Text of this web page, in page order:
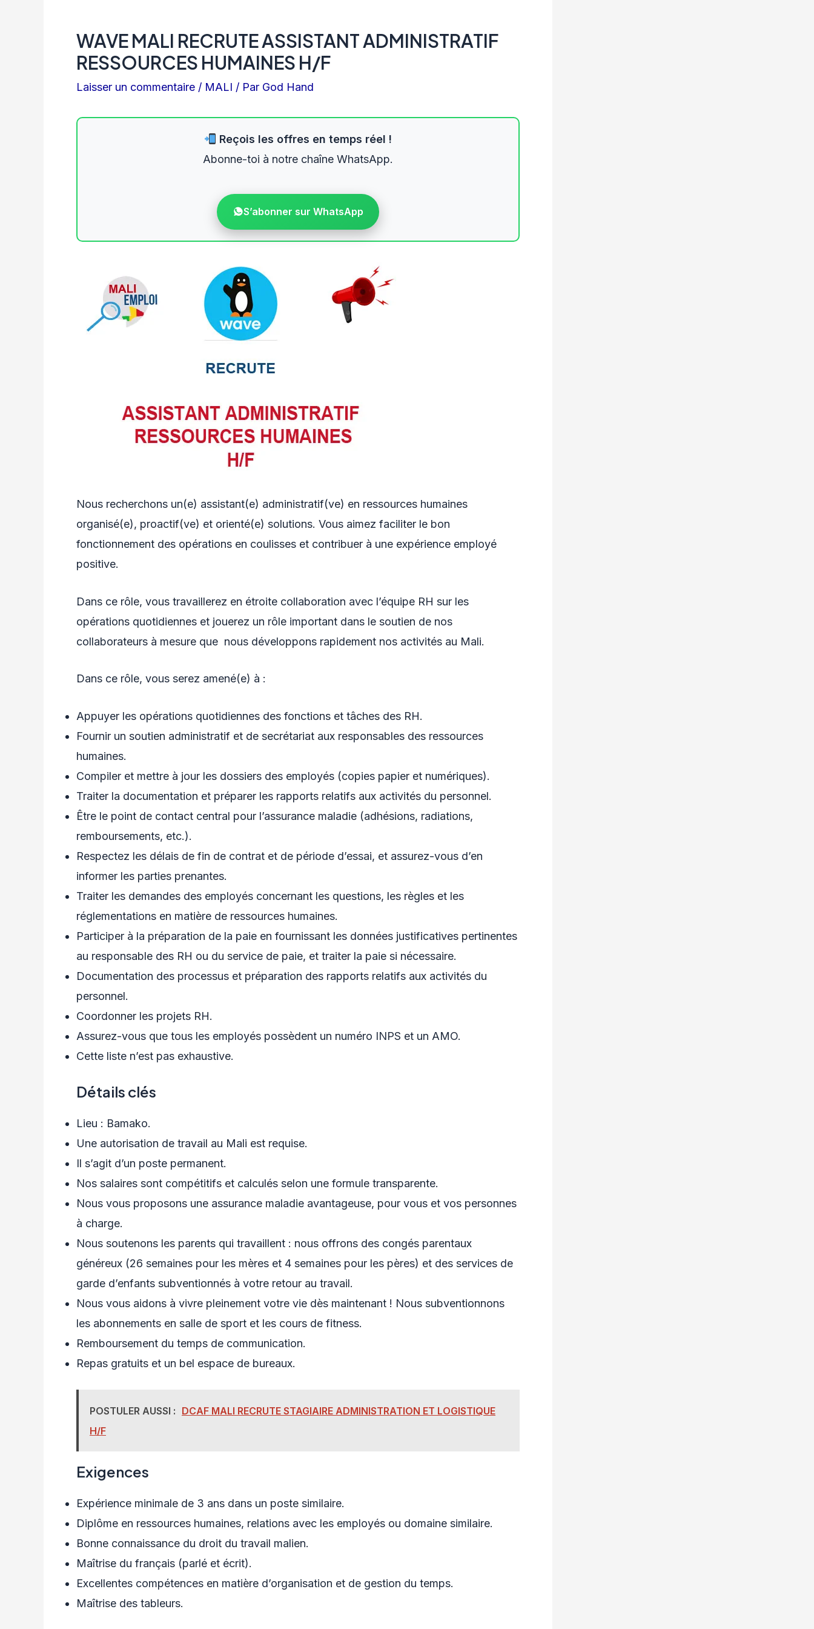
WAVE MALI RECRUTE ASSISTANT ADMINISTRATIF
RESSOURCES HUMAINES H/F
Laisser un commentaire / MALI / Par God Hand
Reçois les offres en temps réel !
Abonne-toi à notre chaîne WhatsApp.
S’abonner sur WhatsApp
Nous recherchons un(e) assistant(e) administratif(ve) en ressources humaines
organisé(e), proactif(ve) et orienté(e) solutions. Vous aimez faciliter le bon
fonctionnement des opérations en coulisses et contribuer à une expérience employé
positive.
Dans ce rôle, vous travaillerez en étroite collaboration avec l’équipe RH sur les
opérations quotidiennes et jouerez un rôle important dans le soutien de nos
collaborateurs à mesure que nous développons rapidement nos activités au Mali.
Dans ce rôle, vous serez amené(e) à :
Appuyer les opérations quotidiennes des fonctions et tâches des RH.
Fournir un soutien administratif et de secrétariat aux responsables des ressources
humaines.
Compiler et mettre à jour les dossiers des employés (copies papier et numériques).
Traiter la documentation et préparer les rapports relatifs aux activités du personnel.
Être le point de contact central pour l’assurance maladie (adhésions, radiations,
remboursements, etc.).
Respectez les délais de fin de contrat et de période d’essai, et assurez-vous d’en
informer les parties prenantes.
Traiter les demandes des employés concernant les questions, les règles et les
réglementations en matière de ressources humaines.
Participer à la préparation de la paie en fournissant les données justificatives pertinentes
au responsable des RH ou du service de paie, et traiter la paie si nécessaire.
Documentation des processus et préparation des rapports relatifs aux activités du
personnel.
Coordonner les projets RH.
Assurez-vous que tous les employés possèdent un numéro INPS et un AMO.
Cette liste n’est pas exhaustive.
Détails clés
Lieu : Bamako.
Une autorisation de travail au Mali est requise.
Il s’agit d’un poste permanent.
Nos salaires sont compétitifs et calculés selon une formule transparente.
Nous vous proposons une assurance maladie avantageuse, pour vous et vos personnes
à charge.
Nous soutenons les parents qui travaillent : nous offrons des congés parentaux
généreux (26 semaines pour les mères et 4 semaines pour les pères) et des services de
garde d’enfants subventionnés à votre retour au travail.
Nous vous aidons à vivre pleinement votre vie dès maintenant ! Nous subventionnons
les abonnements en salle de sport et les cours de fitness.
Remboursement du temps de communication.
Repas gratuits et un bel espace de bureaux.
POSTULER AUSSI : DCAF MALI RECRUTE STAGIAIRE ADMINISTRATION ET LOGISTIQUE
H/F
Exigences
Expérience minimale de 3 ans dans un poste similaire.
Diplôme en ressources humaines, relations avec les employés ou domaine similaire.
Bonne connaissance du droit du travail malien.
Maîtrise du français (parlé et écrit).
Excellentes compétences en matière d’organisation et de gestion du temps.
Maîtrise des tableurs.